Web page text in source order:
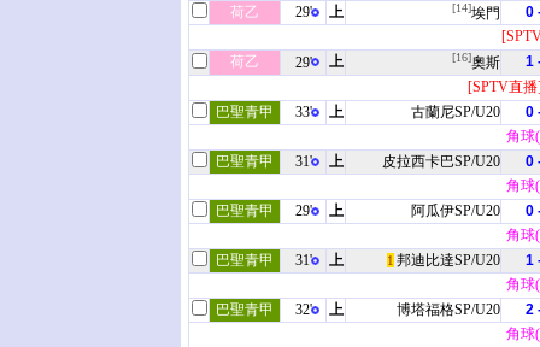
荷乙
29' 上 [14]埃門
0
荷乙
29' 上 [16]奧斯
1
[SPTV直
巴聖青甲
33' 上 古蘭尼SP/U20
0
角球
巴聖青甲
31' 上 皮拉西卡巴SP/U20
0
角球
巴聖青甲
29' 上 阿瓜伊SP/U20
0
角球
巴聖青甲
31' 上 1 邦迪比達SP/U20
1
角球
巴聖青甲
32' 上 博塔福格SP/U20
2
角球